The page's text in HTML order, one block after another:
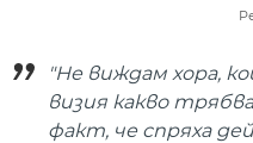
"Не виждам хора,
визия какво
факт, че спряха